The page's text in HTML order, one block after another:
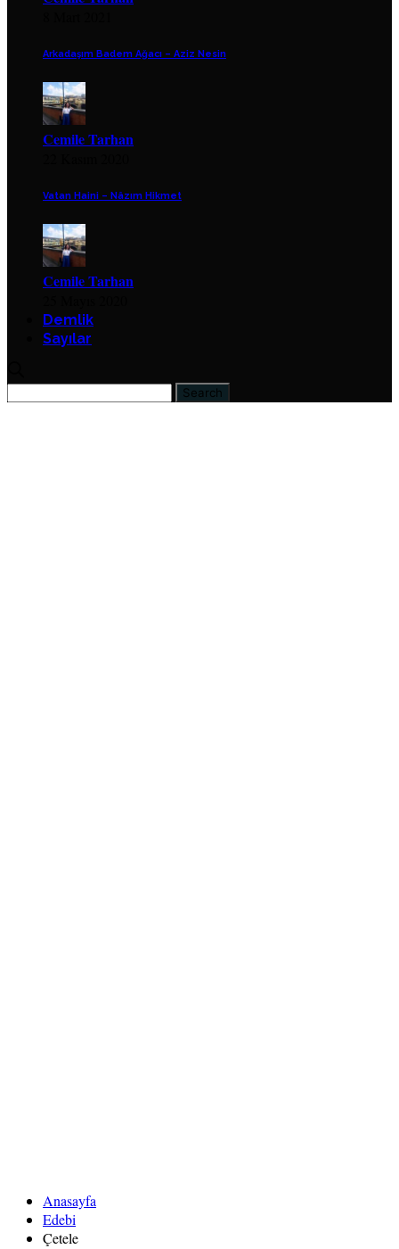
Arkadaşım Badem Ağacı – Aziz Nesin
Cemile Tarhan
Vatan Haini – Nâzım Hikmet
Cemile Tarhan
Demlik
Sayılar
Anasayfa
Edebi
Çetele